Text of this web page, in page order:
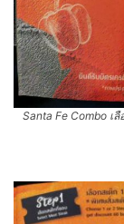
Santa Fe Combo เ